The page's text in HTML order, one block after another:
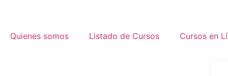
Quienes somos Listado de Cursos Cursos en